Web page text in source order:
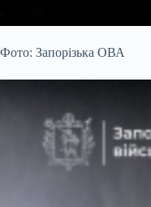
Фото: Запорізька ОВА